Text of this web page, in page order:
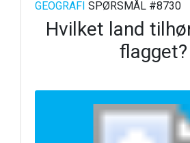
GEOGRAFI SPØRSMÅL #8730
Hvilket land
flagget?